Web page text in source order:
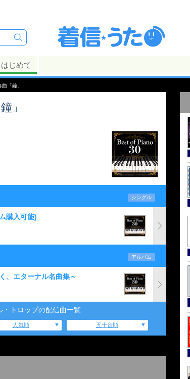
はじめて
「鐘」
」
シングル
購入可能)
アルバム
、エターナル名曲集～
・トロップの配信曲一覧
人気順 五十音順